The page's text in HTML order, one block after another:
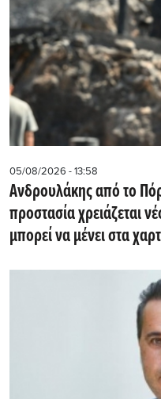
05/08/2026 - 13:58
Ανδρουλάκης από το
προστασία χρειάζεται
μπορεί να μένει στα